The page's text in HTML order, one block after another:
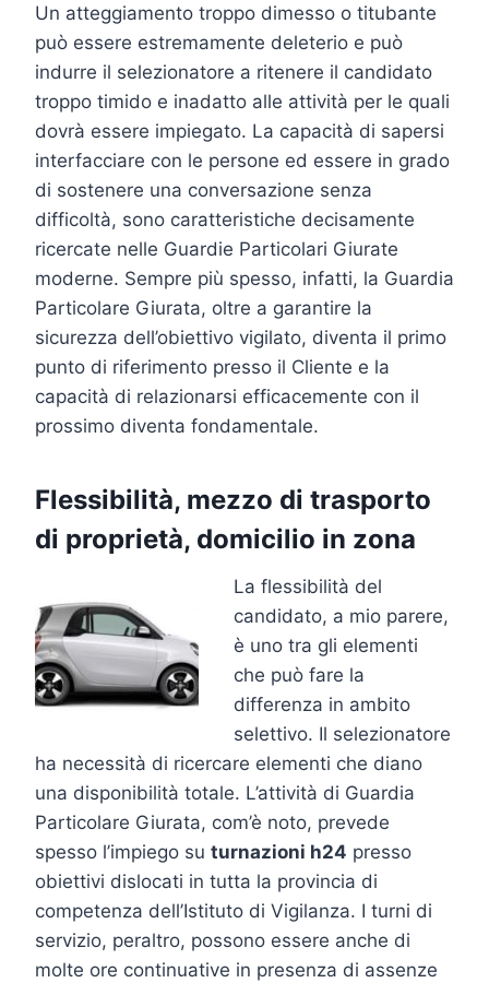
Un atteggiamento troppo dimesso o titubante
può essere estremamente deleterio e può
indurre il selezionatore a ritenere il candidato
troppo timido e inadatto alle attività per le quali
dovrà essere impiegato. La capacità di sapersi
interfacciare con le persone ed essere in grado
di sostenere una conversazione senza
difficoltà, sono caratteristiche decisamente
ricercate nelle Guardie Particolari Giurate
moderne. Sempre più spesso, infatti, la Guardia
Particolare Giurata, oltre a garantire la
sicurezza dell’obiettivo vigilato, diventa il primo
punto di riferimento presso il Cliente e la
capacità di relazionarsi efficacemente con il
prossimo diventa fondamentale.
Flessibilità, mezzo di trasporto
di proprietà, domicilio in zona
La flessibilità del
candidato, a mio parere,
è uno tra gli elementi
che può fare la
differenza in ambito
selettivo. Il selezionatore
ha necessità di ricercare elementi che diano
una disponibilità totale. L’attività di Guardia
Particolare Giurata, com’è noto, prevede
spesso l’impiego su turnazioni h24 presso
obiettivi dislocati in tutta la provincia di
competenza dell’Istituto di Vigilanza. I turni di
servizio, peraltro, possono essere anche di
molte ore continuative in presenza di assenze